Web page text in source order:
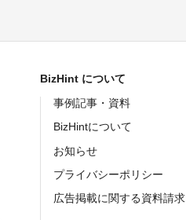
BizHint について
事例記事・資料
BizHintについて
お知らせ
プライバシーポリシー
広告掲載に関する資料請求